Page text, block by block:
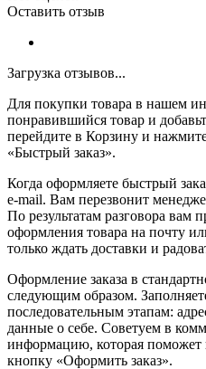
Оставить отзыв
Загрузка отзывов...
Для покупки товара в нашем
понравившийся товар и
перейдите в Корзину и
«Быстрый заказ».
Когда оформляете быстрый
e-mail. Вам перезвонит
По результатам разговора вам
оформления товара на почту
только ждать доставки и
Оформление заказа в
следующим образом.
последовательным этапам:
данные о себе. Советуем в
информацию, которая поможет
кнопку «Оформить заказ».